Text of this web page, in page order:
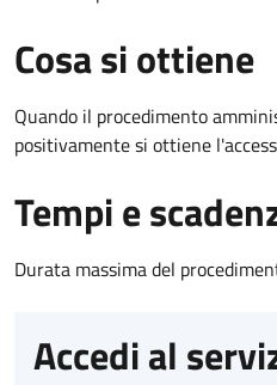
Cosa si ottiene
Quando il procedimento
positivamente si ottiene
Tempi e
Durata massima del
Accedi al